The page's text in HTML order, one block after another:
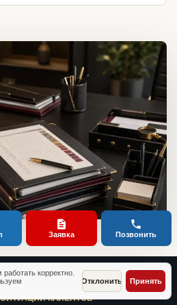
КЛИЕНТОВ
корректно.
Отклонить Принять
Заявка Позвонить